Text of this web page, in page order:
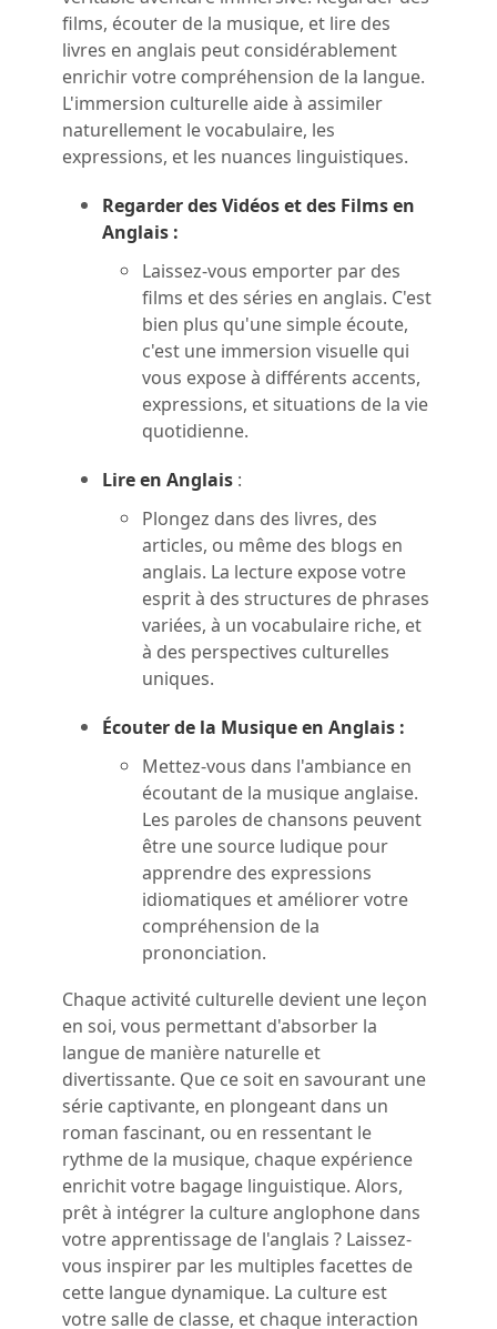
films, écouter de la musique, et lire des
livres en anglais peut considérablement
enrichir votre compréhension de la langue.
L'immersion culturelle aide à assimiler
naturellement le vocabulaire, les
expressions, et les nuances linguistiques.
Regarder des Vidéos et des Films en
Anglais :
Laissez-vous emporter par des
films et des séries en anglais. C'est
bien plus qu'une simple écoute,
c'est une immersion visuelle qui
vous expose à différents accents,
expressions, et situations de la vie
quotidienne.
Lire en Anglais :
Plongez dans des livres, des
articles, ou même des blogs en
anglais. La lecture expose votre
esprit à des structures de phrases
variées, à un vocabulaire riche, et
à des perspectives culturelles
uniques.
Écouter de la Musique en Anglais :
Mettez-vous dans l'ambiance en
écoutant de la musique anglaise.
Les paroles de chansons peuvent
être une source ludique pour
apprendre des expressions
idiomatiques et améliorer votre
compréhension de la
prononciation.
Chaque activité culturelle devient une leçon
en soi, vous permettant d'absorber la
langue de manière naturelle et
divertissante. Que ce soit en savourant une
série captivante, en plongeant dans un
roman fascinant, ou en ressentant le
rythme de la musique, chaque expérience
enrichit votre bagage linguistique. Alors,
prêt à intégrer la culture anglophone dans
votre apprentissage de l'anglais ? Laissez-
vous inspirer par les multiples facettes de
cette langue dynamique. La culture est
votre salle de classe, et chaque interaction